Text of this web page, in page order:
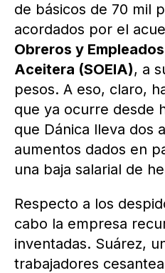
de básicos de 70 mil
acordados por el
Obreros y
Aceitera (SOEIA), a
pesos. A eso, claro,
que ya ocurre desde
que Dánica lleva dos
aumentos dados en
una baja salarial de
Respecto a los
cabo la empresa
inventadas. Suárez,
trabajadores